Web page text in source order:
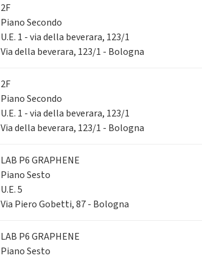
2F
Piano Secondo
U.E. 1 - via della beverara, 123/1
Via della beverara, 123/1 - Bologna
2F
Piano Secondo
U.E. 1 - via della beverara, 123/1
Via della beverara, 123/1 - Bologna
LAB P6 GRAPHENE
Piano Sesto
U.E. 5
Via Piero Gobetti, 87 - Bologna
LAB P6 GRAPHENE
Piano Sesto